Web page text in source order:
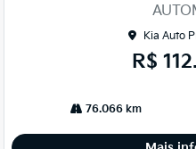
Kia Auto
R$
76.066 km